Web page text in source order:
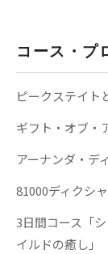
コース・プ
ピークステイト
ギフト・オブ・
アーナンダ・デ
81000ディクシ
3日間コース「
イルドの癒し」